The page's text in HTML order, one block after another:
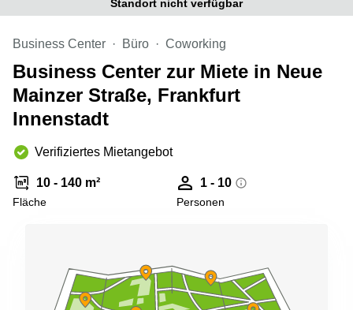
Berlin
Mitte
Büro
mieten
München
Büro
Mannheim
mieten
Meetingraum
Str. 720-
726 Köln
62 Köln
Erna-
Str. 1A
Köln
Straße 18
Hamburg
Standort nicht verfügbar
Business Center Büro Coworking
Business Center zur Miete in Neue
Mainzer Straße, Frankfurt
Innenstadt
Verifiziertes Mietangebot
10 - 140 m²
Fläche
1 - 10
Personen